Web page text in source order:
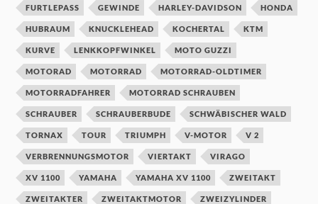
FURTLEPASS GEWINDE HARLEY-DAVIDSON HONDA
HUBRAUM KNUCKLEHEAD KOCHERTAL KTM
KURVE LENKKOPFWINKEL MOTO GUZZI
MOTORAD MOTORRAD MOTORRAD-OLDTIMER
MOTORRADFAHRER MOTORRAD SCHRAUBEN
SCHRAUBER SCHRAUBERBUDE SCHWÄBISCHER WALD
TORNAX TOUR TRIUMPH V-MOTOR V 2
VERBRENNUNGSMOTOR VIERTAKT VIRAGO
XV 1100 YAMAHA YAMAHA XV 1100 ZWEITAKT
ZWEITAKTER ZWEITAKTMOTOR ZWEIZYLINDER